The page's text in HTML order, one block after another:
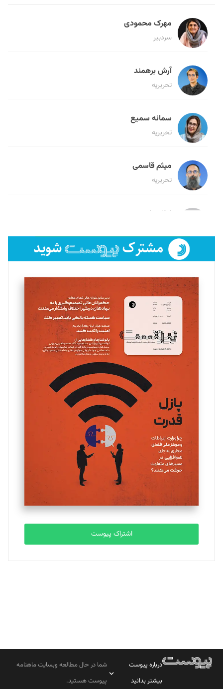
مهرک محمودی
سردبیر
آرش برهمند
تحریریه
سمانه سمیع
تحریریه
میثم قاسمی
تحریریه
لیلا حنارود
فائزه فتحی رستمی
تحریریه
سروش کرمیان
تحریریه
مینا پاکدل
یسنا امان‌پور
تحریریه
ملینا جعفری
تحریریه
مصطفی مسجدی آرانی
تحریریه
بابک نقاش
تحریریه
اشتراک پیوست
درباره پیوست
بیشتر بدانید
شما در حال مطالعه وبسایت ماهنامه
پیوست هستید.